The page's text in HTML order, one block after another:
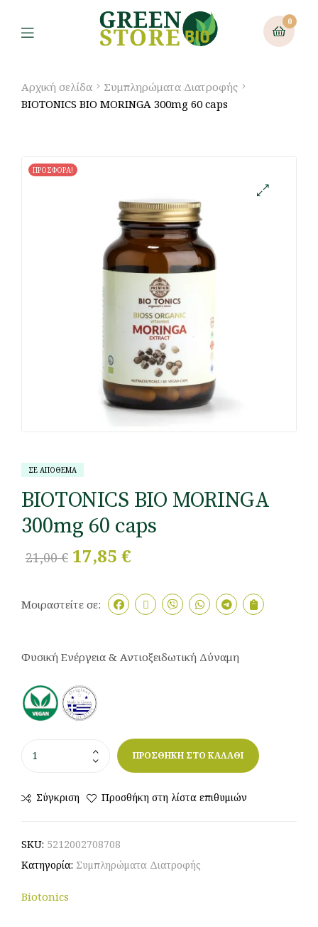
0
Αρχική σελίδα
Συμπληρώματα Διατροφής
BIOTONICS BIO MORINGA 300mg 60 caps
ΠΡΟΣΦΟΡΑ!
ΣΕ ΑΠΟΘΕΜΑ
BIOTONICS BIO MORINGA
300mg 60 caps
21,00€ 17,85 €
Μοιραστείτε σε:
Φυσική Ενέργεια & Αντιοξειδωτική Δύναμη
ΠΡΟΣΘΗΚΗ ΣΤΟ ΚΑΛΑΘΙ
Σύγκριση Προσθήκη στη λίστα επιθυμιών
SKU: 5212002708708
Κατηγορία: Συμπληρώματα Διατροφής
Biotonics